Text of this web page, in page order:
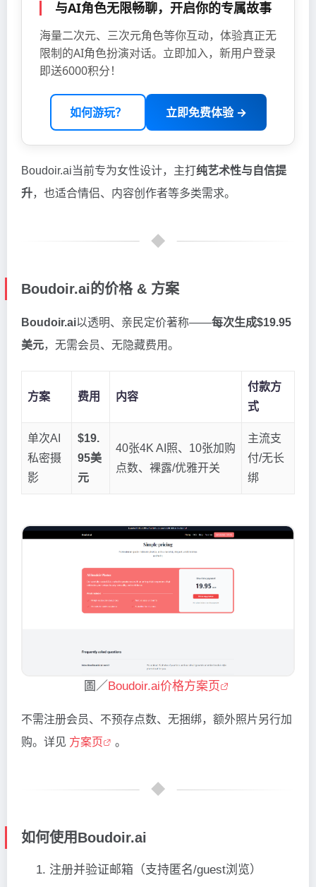
与AI角色无限畅聊，开启你的专属故事
海量二次元、三次元角色等你互动，体验真正无
限制的AI角色扮演对话。立即加入，新用户登录
即送6000积分！
如何游玩？ 立即免费体验 →
Boudoir.ai当前专为女性设计，主打纯艺术性与自信提
升，也适合情侣、内容创作者等多类需求。
Boudoir.ai的价格 & 方案
Boudoir.ai以透明、亲民定价著称——每次生成$19.95
美元，无需会员、无隐藏费用。
方案 费用 内容
付款方
式
单次AI
私密摄
影
$19.
95美
元
40张4K AI照、10张加购
点数、裸露/优雅开关
主流支
付/无长
绑
圖／Boudoir.ai价格方案页
不需注册会员、不预存点数、无捆绑，额外照片另行加
购。详见 方案页 。
如何使用Boudoir.ai
注册并验证邮箱（支持匿名/guest浏览）